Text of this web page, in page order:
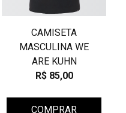
CAMISETA
MASCULINA WE
ARE KUHN
R$ 85,00
COMPRAR